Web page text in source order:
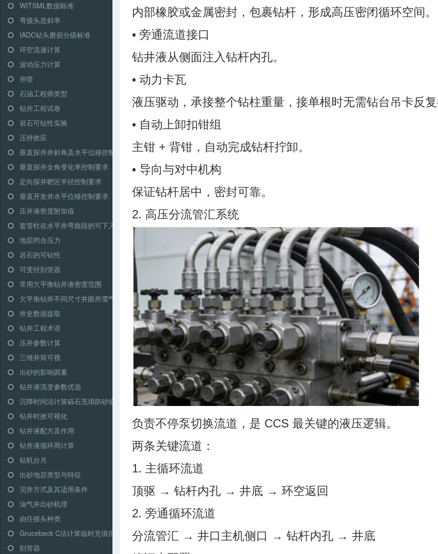
WITSML数据标准
弯接头造斜率
IADC钻头磨损分级标准
环空流速计算
波动压力计算
井喷
石油工程师类型
钻井工程试卷
岩石可钻性实验
压持效应
垂直探井井斜角及水平位移控制范围
垂直探井全角变化率控制要求
定向探井靶区半径控制要求
垂直开发井水平位移控制要求
压井液密度附加值
套管柱在水平井弯曲段的可下入性
地层闭合压力
岩石的可钻性
可变径刮管器
常用欠平衡钻井液密度范围
欠平衡钻井不同尺寸井眼所需气量推荐
井史数据提取
钻井工程术语
压井参数计算
三维井筒可视
出砂的影响因素
钻井液流变参数优选
沉降时间法计算砾石充填防砂临界充填排量
钻井时效可视化
钻井液配方及作用
钻井液循环周计算
钻机台月
出砂地层类型与特征
完井方式及其适用条件
油气井出砂机理
由任接头种类
Grucebeck C法计算临时充填排量
刮管器
内部橡胶或金属密封，包裹钻杆，形成高压密闭循环空间。
• 旁通流道接口
钻井液从侧面注入钻杆内孔。
• 动力卡瓦
液压驱动，承接整个钻柱重量，接单根时无需钻台吊卡反
• 自动上卸扣钳组
主钳 + 背钳，自动完成钻杆拧卸。
• 导向与对中机构
保证钻杆居中，密封可靠。
2. 高压分流管汇系统
负责不停泵切换流道，是 CCS 最关键的液压逻辑。
两条关键流道：
1. 主循环流道
顶驱 → 钻杆内孔 → 井底 → 环空返回
2. 旁通循环流道
分流管汇 → 井口主机侧口 → 钻杆内孔 → 井底